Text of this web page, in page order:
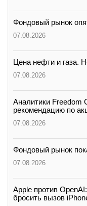
Фондовый рынок
07.08.2026
Цена нефти и газа.
07.08.2026
Аналитики Freedom
рекомендацию по
07.08.2026
Фондовый рынок
07.08.2026
Apple против
бросить вызов